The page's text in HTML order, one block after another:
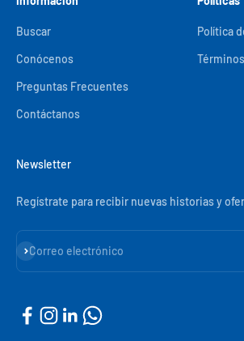
Buscar
Conócenos
Preguntas Frecuentes
Contáctanos
Política
Newsletter
Regístrate para recibir nuevas historias y
Correo electrónico
Suscribirse